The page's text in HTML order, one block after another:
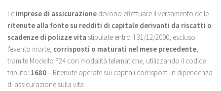
Le imprese di assicurazione devono effettuare il versamento delle
ritenute alla fonte su redditi di capitale derivanti da riscatti o
scadenze di polizze vita stipulate entro il 31/12/2000, escluso
l'evento morte, corrisposti o maturati nel mese precedente,
tramite Modello F24 con modalità telematiche, utilizzando il codice
tributo: 1680– Ritenute operate sui capitali corrisposti in dipendenza
di assicurazione sulla vita